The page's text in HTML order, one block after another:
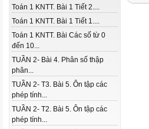
Toán 1 KNTT. Bài 1 Tiết 2....
Toán 1 KNTT. Bài 1 Tiết 1....
Toán 1 KNTT. Bài Các số từ 0
đến 10...
TUẦN 2- Bài 4. Phân số thập
phân...
TUẦN 2- T3. Bài 5. Ôn tập các
phép tính...
TUẦN 2- T2. Bài 5. Ôn tập các
phép tính...